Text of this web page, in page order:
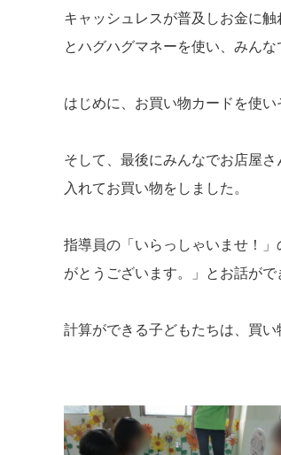
キャッシュレスが普及しお金に
とハグハグマネーを使い、みんな
はじめに、お買い物カードを使
そして、最後にみんなでお店屋
入れてお買い物をしました。
指導員の「いらっしゃいませ！
がとうございます。」とお話がで
計算ができる子どもたちは、買い